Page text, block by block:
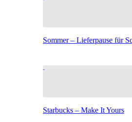
Sommer – Lieferpause für
Starbucks – Make It Yours